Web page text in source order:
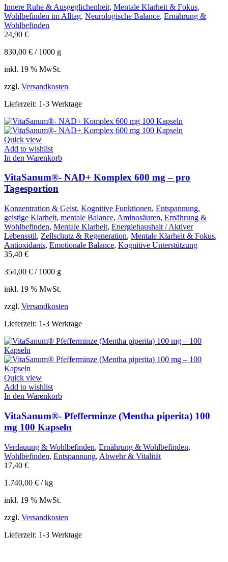
Innere Ruhe & Ausgeglichenheit, Mentale Klarheit & Fokus,
Wohlbefinden im Alltag, Neurologische Balance, Ernährung &
Wohlbefinden
24,90 €
830,00 € / 1000 g
inkl. 19 % MwSt.
zzgl. Versandkosten
Lieferzeit: 1-3 Werktage
Quick view
Add to wishlist
In den Warenkorb
VitaSanum®- NAD+ Komplex 600 mg – pro
Tagesportion
Konzentration & Geist, Kognitive Funktionen, Entspannung,
geistige Klarheit, mentale Balance, Aminosäuren, Ernährung &
Wohlbefinden, Mentale Klarheit, Energiehaushalt / Aktiver
Lebensstil, Zellschutz & Regeneration, Mentale Klarheit & Fokus,
Antioxidants, Emotionale Balance, Kognitive Unterstützung
35,40 €
354,00 € / 1000 g
inkl. 19 % MwSt.
zzgl. Versandkosten
Lieferzeit: 1-3 Werktage
Quick view
Add to wishlist
In den Warenkorb
VitaSanum®- Pfefferminze (Mentha piperita) 100
mg 100 Kapseln
Verdauung & Wohlbefinden, Ernährung & Wohlbefinden,
Wohlbefinden, Entspannung, Abwehr & Vitalität
17,40 €
1.740,00 € /kg
inkl. 19 % MwSt.
zzgl. Versandkosten
Lieferzeit: 1-3 Werktage